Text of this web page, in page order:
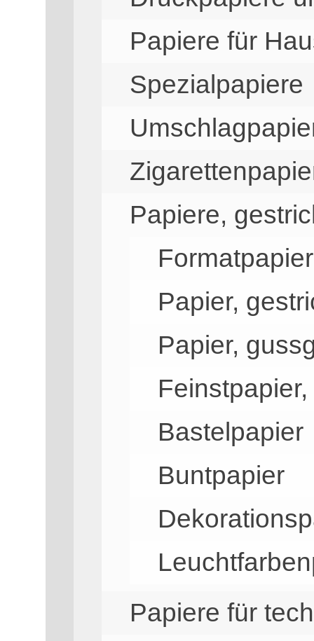
Papiere für
Spezialpapiere
Papiere,
Papier,
Papier,
Bastelpapier
Buntpapier
Papiere für